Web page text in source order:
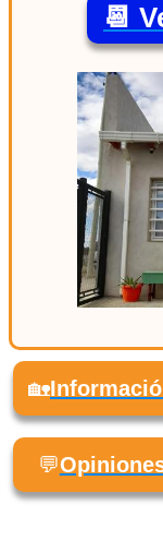
📆
🏡
💬